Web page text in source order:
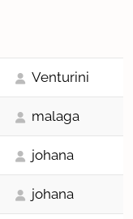
Venturini
malaga
johana
johana